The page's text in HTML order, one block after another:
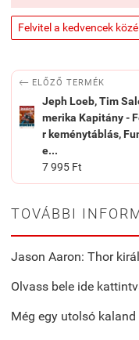
Felvitel a kedvencek közé
 ELŐZŐ TERMÉK
Jeph Loeb, Tim
merika Kapitány -
r keménytáblás,
e...
7 995 Ft
TOVÁBBI
Jason Aaron: Thor
Olvass bele ide
Még egy utolsó